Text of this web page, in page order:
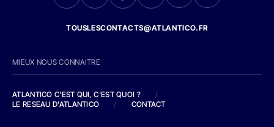
TOUSLESCONTACTS@ATLANTICO.FR
MIEUX NOUS CONNAITRE
ATLANTICO C'EST QUI, C'EST QUOI ?
/
LE RESEAU D'ATLANTICO
/ CONTACT